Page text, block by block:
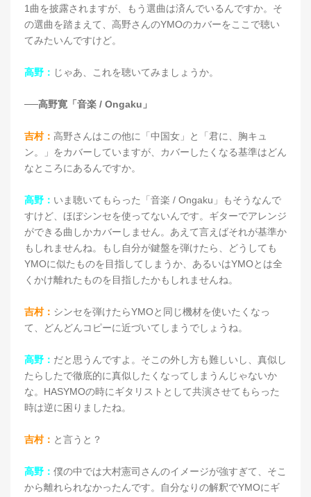
1曲を披露されますが、もう選曲は済んでいるんですか。そ
の選曲を踏まえて、高野さんのYMOのカバーをここで聴い
てみたいんですけど。
高野： じゃあ、これを聴いてみましょうか。
──高野寛「音楽 / Ongaku」
吉村： 高野さんはこの他に「中国女」と「君に、胸キュ
ン。」をカバーしていますが、カバーしたくなる基準はどん
なところにあるんですか。
高野： いま聴いてもらった「音楽 / Ongaku」もそうなんで
すけど、ほぼシンセを使ってないんです。ギターでアレンジ
ができる曲しかカバーしません。あえて言えばそれが基準か
もしれませんね。もし自分が鍵盤を弾けたら、どうしても
YMOに似たものを目指してしまうか、あるいはYMOとは全
くかけ離れたものを目指したかもしれませんね。
吉村： シンセを弾けたらYMOと同じ機材を使いたくなっ
て、どんどんコピーに近づいてしまうでしょうね。
高野： だと思うんですよ。そこの外し方も難しいし、真似し
たらしたで徹底的に真似したくなってしまうんじゃないか
な。HASYMOの時にギタリストとして共演させてもらった
時は逆に困りましたね。
吉村： と言うと？
高野： 僕の中では大村憲司さんのイメージが強すぎて、そこ
から離れられなかったんです。自分なりの解釈でYMOにギ